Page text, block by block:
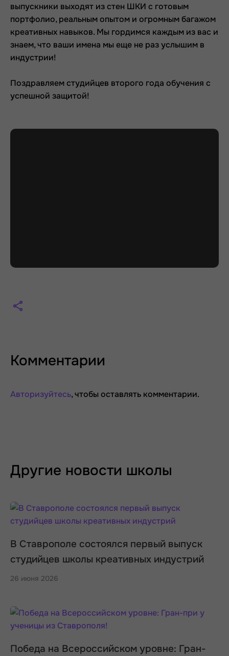
выпускники выходят из стен ШКИ с готовым
портфолио, реальным опытом и огромным багажом
креативных навыков. Мы гордимся каждым из вас и
знаем, что ваши имена мы еще не раз услышим в
индустрии!
Поздравляем студийцев второго года обучения с
успешной защитой!
Комментарии
Авторизуйтесь, чтобы оставлять комментарии.
Другие новости школы
В Ставрополе состоялся первый выпуск
студийцев школы креативных индустрий
26 июня 2026
Победа на Всероссийском уровне: Гран-